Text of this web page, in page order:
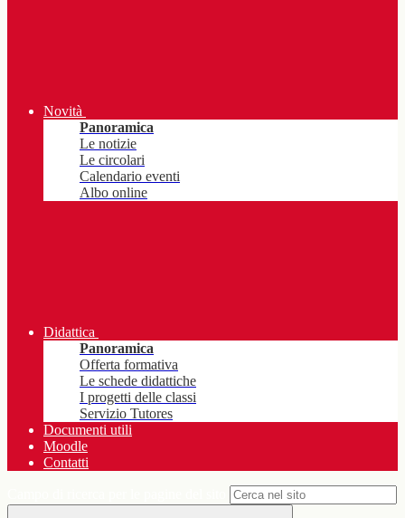
Novità
Panoramica
Le notizie
Le circolari
Calendario eventi
Albo online
Didattica
Panoramica
Offerta formativa
Le schede didattiche
I progetti delle classi
Servizio Tutores
Documenti utili
Moodle
Contatti